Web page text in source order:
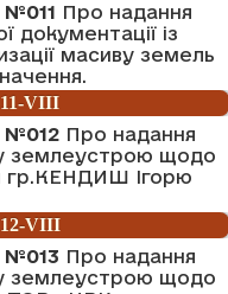
№011 Про надання
документації із
масиву земель
VIII
№012 Про надання
землеустрою щодо
гр.КЕНДИШ Ігорю
VIII
№013 Про надання
землеустрою щодо